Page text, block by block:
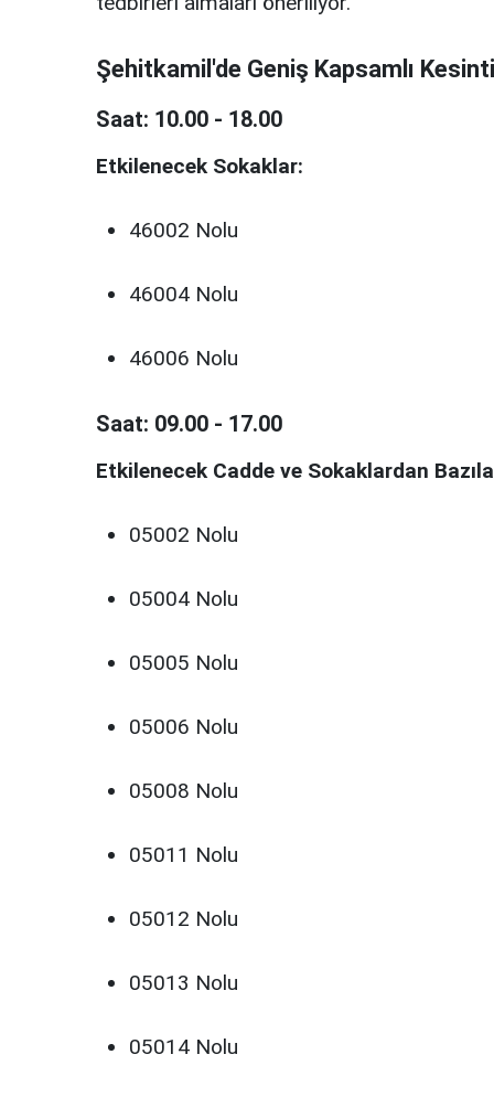
Şehitkamil'de Geniş Kapsamlı Kesinti
Saat: 10.00 - 18.00
Etkilenecek Sokaklar:
46002 Nolu
46004 Nolu
46006 Nolu
Saat: 09.00 - 17.00
Etkilenecek Cadde ve Sokaklardan
05002 Nolu
05004 Nolu
05005 Nolu
05006 Nolu
05008 Nolu
05011 Nolu
05012 Nolu
05013 Nolu
05014 Nolu